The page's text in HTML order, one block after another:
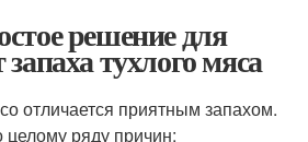
решение для
тухлого мяса
отличается приятным запахом.
ряду причин: